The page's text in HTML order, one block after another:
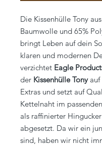
Die Kissenhülle Tony
Baumwolle und 65%
bringt Leben auf dein
klaren und modernen
verzichtet Eagle
der Kissenhülle Tonyauf
Extras und setzt auf
Kettelnaht im
als raffinierter Hingucker
abgesetzt. Da wir ein
sind, haben wir nicht